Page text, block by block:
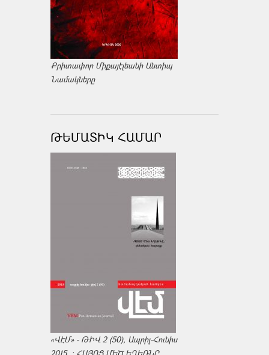
Քրիտափոր Միքայէլեանի Անտիպ
Նամակները
ԹԵՄԱՏԻԿ ՀԱՄԱՐ
«ՎԷՄ» - ԹԻՎ 2 (50), Ապրիլ-Հունիս